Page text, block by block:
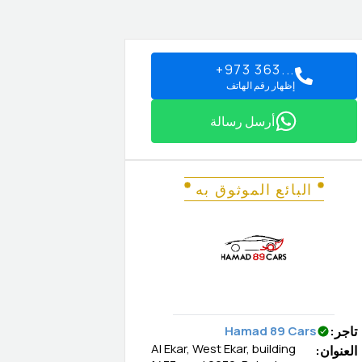
+973 363...
إظهار رقم الهاتف
أرسل رسالة
البائع الموثوق به
تاجر :
Hamad 89 Cars
العنوان:
Al Ekar, West Ekar, building